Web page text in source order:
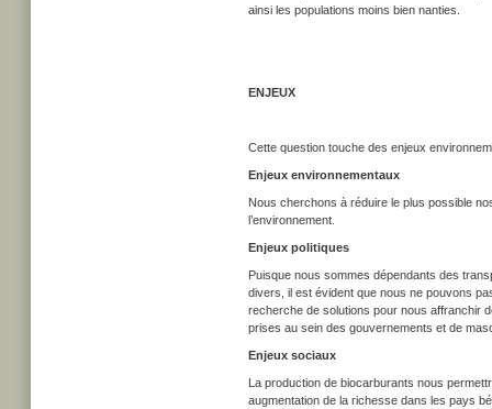
ainsi les populations moins bien nanties.
ENJEUX
Cette question touche des enjeux
Enjeux environnementaux
Nous cherchons à réduire le plus possible
l’environnement.
Enjeux politiques
Puisque nous sommes dépendants des
divers, il est évident que nous ne pouvons
recherche de solutions pour nous affranchir
prises au sein des gouvernements et de
Enjeux sociaux
La production de biocarburants nous
augmentation de la richesse dans les pays